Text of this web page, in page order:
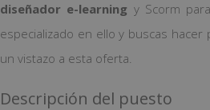
diseñador e-learning y Scorm
especializado en ello y buscas hacer
un vistazo a esta oferta.
Descripción del puesto